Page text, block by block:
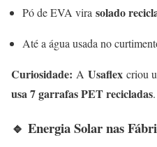
Pó de EVA vira solado
Até a água usada no
Curiosidade: A Usaflex criou
usa 7 garrafas PET recicladas.
🔹 Energia Solar nas